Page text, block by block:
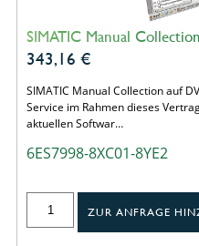
SIMATIC Manual
343,16 €
SIMATIC Manual Collection auf
Service im Rahmen dieses
aktuellen Softwar…
6ES7998-8XC01-8YE2
ZUR ANFRAGE